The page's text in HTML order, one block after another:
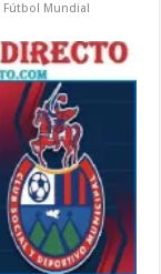
Fútbol Mundial